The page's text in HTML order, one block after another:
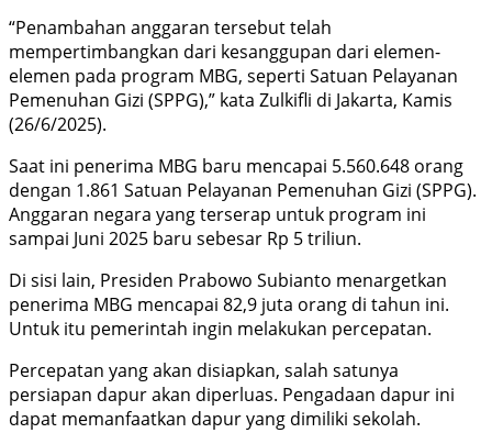
“Penambahan anggaran tersebut telah
mempertimbangkan dari kesanggupan dari elemen-
elemen pada program MBG, seperti Satuan Pelayanan
Pemenuhan Gizi (SPPG),” kata Zulkifli di Jakarta, Kamis
(26/6/2025).
Saat ini penerima MBG baru mencapai 5.560.648 orang
dengan 1.861 Satuan Pelayanan Pemenuhan Gizi (SPPG).
Anggaran negara yang terserap untuk program ini
sampai Juni 2025 baru sebesar Rp 5 triliun.
Di sisi lain, Presiden Prabowo Subianto menargetkan
penerima MBG mencapai 82,9 juta orang di tahun ini.
Untuk itu pemerintah ingin melakukan percepatan.
Percepatan yang akan disiapkan, salah satunya
persiapan dapur akan diperluas. Pengadaan dapur ini
dapat memanfaatkan dapur yang dimiliki sekolah.